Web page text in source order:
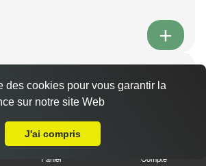
mozzarella, viande hachée,
Panier Compte
des cookies pour vous garantir la
sur notre site Web
J'ai compris